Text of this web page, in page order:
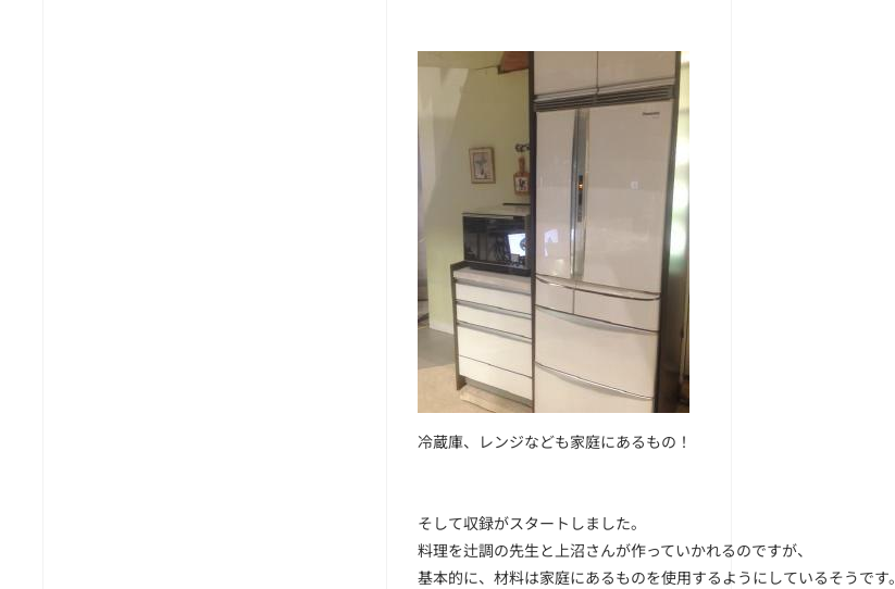
冷蔵庫、レンジなども家庭にあるもの！
そして収録がスタートしました。
料理を辻調の先生と上沼さんが作っていかれるのですが、
基本的に、材料は家庭にあるものを使用するようにしているそうです。